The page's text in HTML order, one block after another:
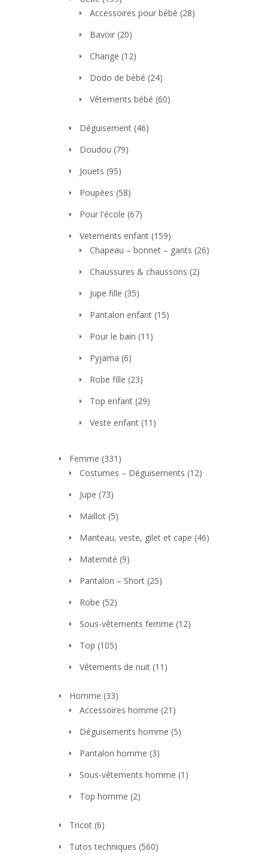
Accessoires pour bébé (28)
Bavoir (20)
Change (12)
Dodo de bébé (24)
Vêtements bébé (60)
Déguisement (46)
Doudou (79)
Jouets (95)
Poupées (58)
Pour l'école (67)
Vetements enfant (159)
Chapeau – bonnet – gants (26)
Chaussures & chaussons (2)
Jupe fille (35)
Pantalon enfant (15)
Pour le bain (11)
Pyjama (6)
Robe fille (23)
Top enfant (29)
Veste enfant (11)
Femme (331)
Costumes – Déguisements (12)
Jupe (73)
Maillot (5)
Manteau, veste, gilet et cape (46)
Maternité (9)
Pantalon – Short (25)
Robe (52)
Sous-vêtements femme (12)
Top (105)
Vêtements de nuit (11)
Homme (33)
Accessoires homme (21)
Déguisements homme (5)
Pantalon homme (3)
Sous-vêtements homme (1)
Top homme (2)
Tricot (6)
Tutos techniques (560)